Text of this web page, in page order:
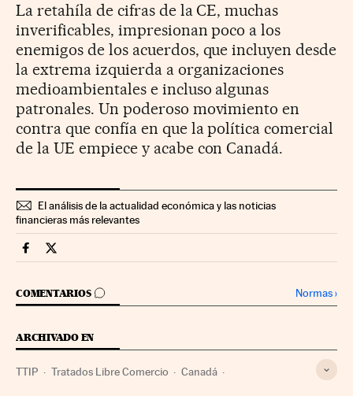
La retahíla de cifras de la CE, muchas
inverificables, impresionan poco a los
enemigos de los acuerdos, que incluyen desde
la extrema izquierda a organizaciones
medioambientales e incluso algunas
patronales. Un poderoso movimiento en
contra que confía en que la política comercial
de la UE empiece y acabe con Canadá.
El análisis de la actualidad económica y las noticias
financieras más relevantes
Economia Cinco Días en Facebook
Economia Cinco Días en Twitter
COMENTARIOS
IR A LOS COMENTARIOS Normas›
ARCHIVADO EN
TTIP Tratados Libre Comercio Canadá